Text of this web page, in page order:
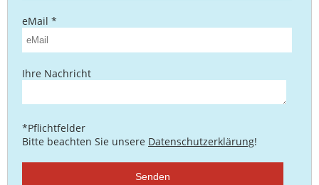
eMail *
Ihre Nachricht
*Pflichtfelder
Bitte beachten Sie unsere Datenschutzerklärung!
Senden